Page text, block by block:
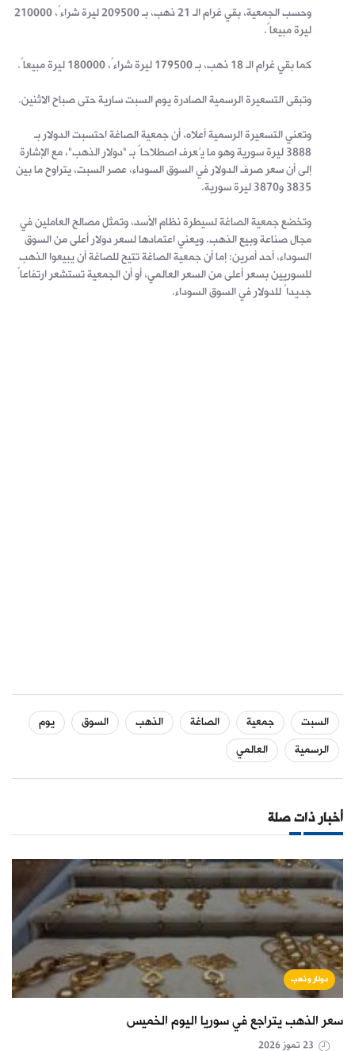
وحسب الجمعية، بقي غرام الـ 21 ذهب، بـ 209500 ليرة شراءً، 210000
ليرة مبيعاً.
كما بقي غرام الـ 18 ذهب، بـ 179500 ليرة شراءً، 180000 ليرة مبيعاً.
وتبقى التسعيرة الرسمية الصادرة يوم السبت سارية حتى صباح الاثنين.
وتعني التسعيرة الرسمية أعلاه، أن جمعية الصاغة احتسبت الدولار بـ
3888 ليرة سورية وهو ما يُعرف اصطلاحاً بـ "دولار الذهب"، مع الإشارة
إلى أن سعر صرف الدولار في السوق السوداء، عصر السبت، يتراوح ما بين
3835 و3870 ليرة سورية.
وتخضع جمعية الصاغة لسيطرة نظام الأسد، وتمثل مصالح العاملين في
مجال صناعة وبيع الذهب. ويعني اعتمادها لسعر دولار أعلى من السوق
السوداء، أحد أمرين: إما أن جمعية الصاغة تتيح للصاغة أن يبيعوا الذهب
للسوريين بسعر أعلى من السعر العالمي، أو أن الجمعية تستشعر ارتفاعاً
جديداً للدولار في السوق السوداء.
السبت جمعية الصاغة الذهب السوق
يوم
الرسمية
العالمي
أخبار ذات صلة
دولار وذهب
سعر الذهب يتراجع في سوريا اليوم الخميس